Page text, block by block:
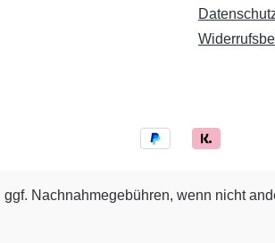
ggf. Nachnahmegebühren, wenn nicht